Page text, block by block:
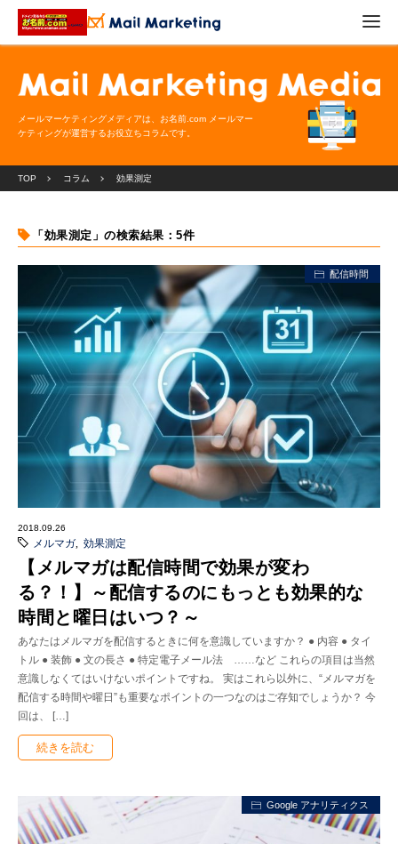
メールマーケティングメディアは、お名前.com メールマー
ケティングが運営するお役立ちコラムです。
TOP コラム 効果測定
「効果測定」の検索結果：5件
配信時間
2018.09.26
メルマガ 効果測定
【メルマガは配信時間で効果が変わ
る？！】～配信するのにもっとも効果的な
時間と曜日はいつ？～
あなたはメルマガを配信するときに何を意識していますか？ ● 内容 ● タイ
トル ● 装飾 ● 文の長さ ● 特定電子メール法 ……など これらの項目は当然
意識しなくてはいけないポイントですね。 実はこれら以外に、“メルマガを
配信する時間や曜日”も重要なポイントの一つなのはご存知でしょうか？ 今
回は、 […]
続きを読む
Google アナリティクス